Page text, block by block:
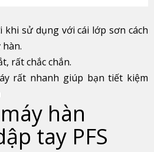
sử dụng với cái lớp sơn cách
rất chắc chắn.
rất nhanh giúp bạn tiết kiệm
hàn
tay PFS